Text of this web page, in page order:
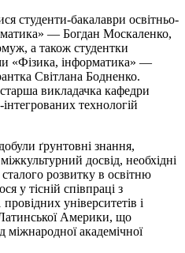
студенти-бакалаври освітньо-
— Богдан Москаленко,
а також студентки
«Фізика, інформатика» —
Світлана Бодненко.
викладачка кафедри
технологій
ґрунтовні знання,
досвід, необхідні
розвитку в освітню
у тісній співпраці з
університетів і
Латинської Америки, що
міжнародної академічної